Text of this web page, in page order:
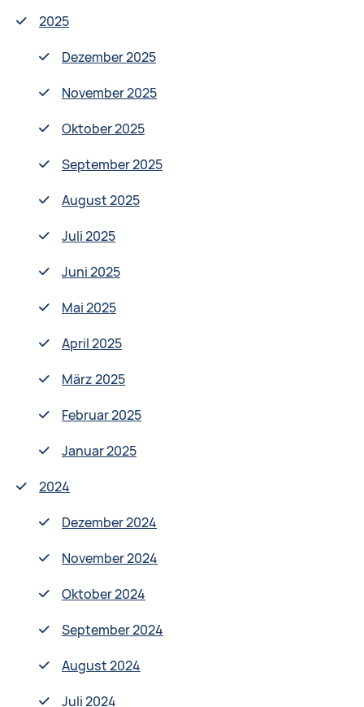
2025
Dezember 2025
November 2025
Oktober 2025
September 2025
August 2025
Juli 2025
Juni 2025
Mai 2025
April 2025
März 2025
Februar 2025
Januar 2025
2024
Dezember 2024
November 2024
Oktober 2024
September 2024
August 2024
Juli 2024